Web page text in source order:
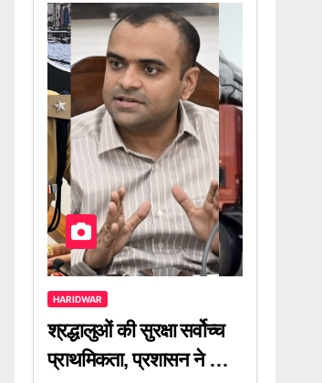
HARIDWAR
श्रद्धालुओं की सुरक्षा सर्वोच्च
प्राथमिकता, प्रशासन ने की